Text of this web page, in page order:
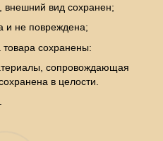
внешний вид сохранен;
и не повреждена;
сохранены:
сопровождающая
в целости.